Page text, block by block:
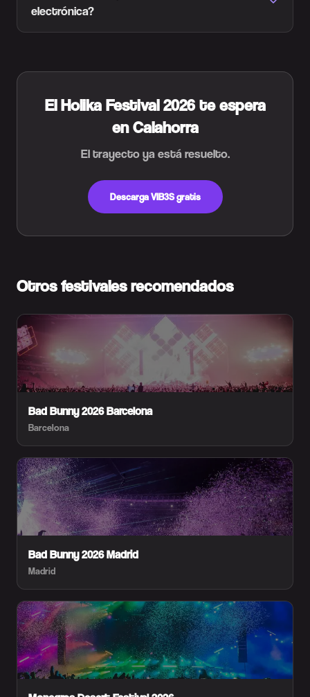
electrónica?
El Holika Festival 2026 te espera
en Calahorra
El trayecto ya está resuelto.
Descarga VIB3S gratis
Otros festivales recomendados
Bad Bunny 2026 Barcelona
Barcelona
Bad Bunny 2026 Madrid
Madrid